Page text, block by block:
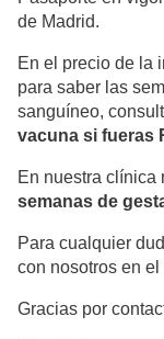
de Madrid.
En el precio de la
para saber las
sanguíneo,
vacuna si fueras
En nuestra clínica
semanas de
Para cualquier
con nosotros en
Gracias por